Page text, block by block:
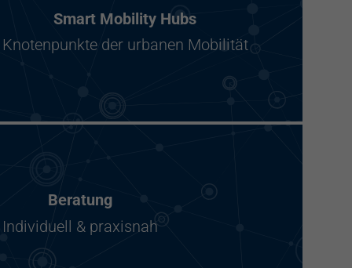
Smart Mobility Hubs
Knotenpunkte der urbanen Mobilität
Beratung
Individuell & praxisnah